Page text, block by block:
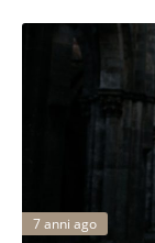
7 anni ago